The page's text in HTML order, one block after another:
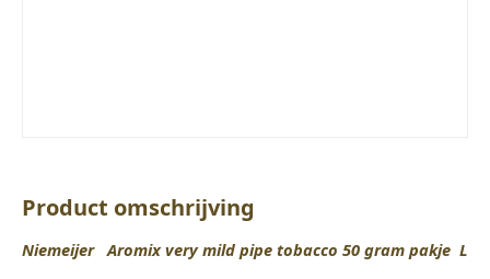
Product omschrijving
Niemeijer Aromix very mild pipe tobacco 50 gram pakje L